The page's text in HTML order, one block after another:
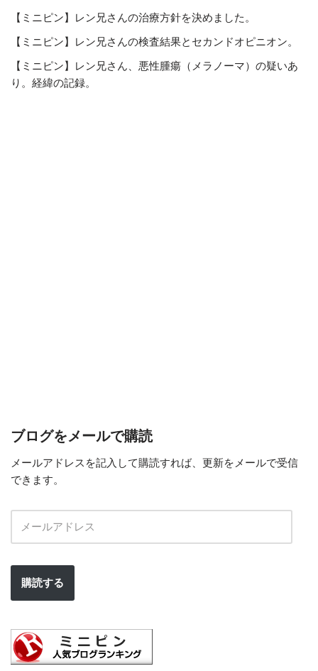
【ミニピン】レン兄さんの治療方針を決めました。
【ミニピン】レン兄さんの検査結果とセカンドオピニオン。
【ミニピン】レン兄さん、悪性腫瘍（メラノーマ）の疑いあ
り。経緯の記録。
ブログをメールで購読
メールアドレスを記入して購読すれば、更新をメールで受信
できます。
購読する